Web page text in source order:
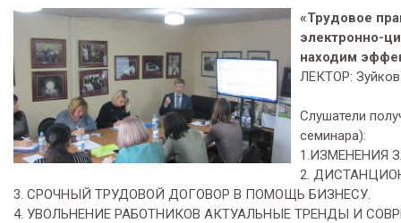
«Трудовое
электронно-
находим
ЛЕКТОР:
Слушатели
семинара):
1.ИЗМЕНЕНИЯ
2.
3. СРОЧНЫЙ ТРУДОВОЙ ДОГОВОР В ПОМОЩЬ БИЗНЕСУ.
4. УВОЛЬНЕНИЕ РАБОТНИКОВ АКТУАЛЬНЫЕ ТРЕНДЫ И